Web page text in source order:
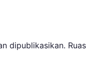
dipublikasikan. Ruas